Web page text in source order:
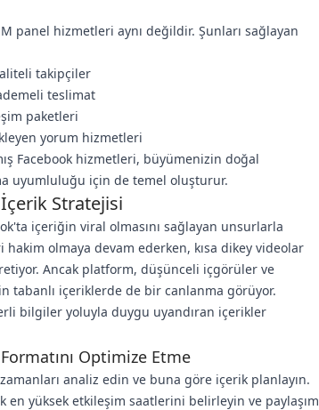
panel hizmetleri aynı değildir. Şunları sağlayan
takipçiler
teslimat
paketleri
yorum hizmetleri
Facebook hizmetleri, büyümenizin doğal
uyumluluğu için de temel oluşturur.
Stratejisi
içeriğin viral olmasını sağlayan unsurlarla
hakim olmaya devam ederken, kısa dikey videolar
Ancak platform, düşünceli içgörüler ve
tabanlı içeriklerde de bir canlanma görüyor.
bilgiler yoluyla duygu uyandıran içerikler
Optimize Etme
analiz edin ve buna göre içerik planlayın.
en yüksek etkileşim saatlerini belirleyin ve paylaşım